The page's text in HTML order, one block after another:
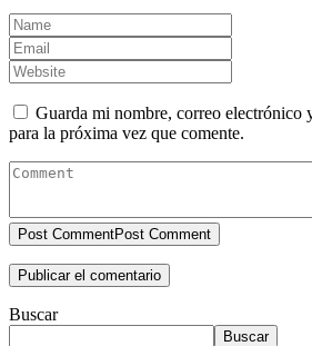
Guarda mi nombre, correo electrónico
para la próxima vez que comente.
Post CommentPost Comment
Buscar
Buscar